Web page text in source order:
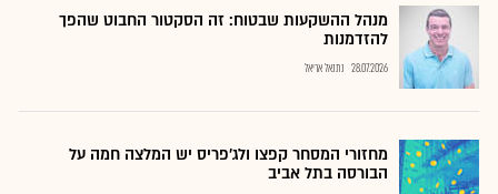
מנהל ההשקעות שבטוח: זה הסקטור החבוט שהפך
להזדמנות
28.07.2026 נתנאל אריאל
מחזורי המסחר קפצו ולג'פריס יש המלצה חמה על
הבורסה בתל אביב